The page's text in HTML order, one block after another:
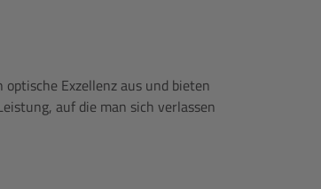
Exzellenz aus und bieten
auf die man sich verlassen